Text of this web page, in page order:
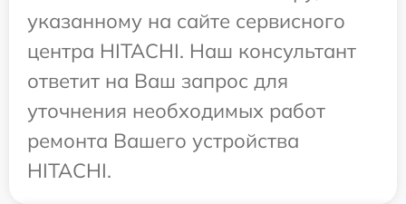
указанному на сайте сервисного
центра HITACHI. Наш консультант
ответит на Ваш запрос для
уточнения необходимых работ
ремонта Вашего устройства
HITACHI.